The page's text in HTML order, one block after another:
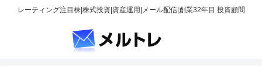
レーティング注目株|株式投資|資産運用|メール配信|創業32年目 投資顧問